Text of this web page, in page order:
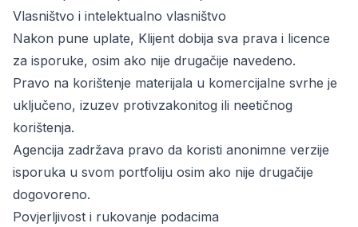
Vlasništvo i intelektualno vlasništvo
Nakon pune uplate, Klijent dobija sva prava i licence
za isporuke, osim ako nije drugačije navedeno.
Pravo na korištenje materijala u komercijalne svrhe je
uključeno, izuzev protivzakonitog ili neetičnog
korištenja.
Agencija zadržava pravo da koristi anonimne verzije
isporuka u svom portfoliju osim ako nije drugačije
dogovoreno.
Povjerljivost i rukovanje podacima